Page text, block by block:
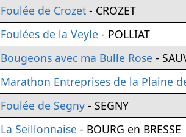
Foulée de Crozet - CROZET
Foulées de la Veyle - POLLIAT
Bougeons avec ma Bulle Rose -
Marathon Entreprises de la Plaine
Foulée de Segny - SEGNY
La Seillonnaise - BOURG en BRESSE